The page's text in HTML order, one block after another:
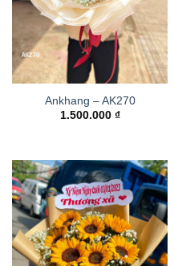
Ankhang – AK270
1.500.000 ₫